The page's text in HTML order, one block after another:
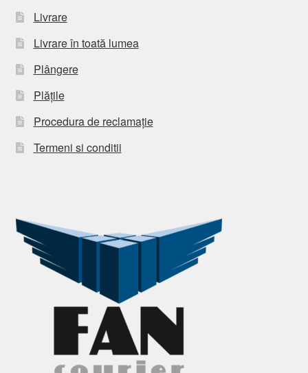
Livrare
Livrare în toată lumea
Plângere
Plățile
Procedura de reclamație
Termeni si conditii